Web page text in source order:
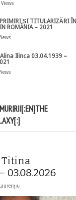
Views
ȘI TITULARIZĂRI ÎN
ROMÂNIA – 2021
Alina Ilinca 03.04.1939 –
Titina
03.08.2026